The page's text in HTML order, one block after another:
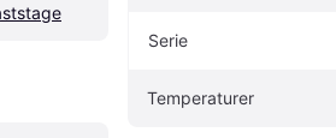
Serie
Temperaturer